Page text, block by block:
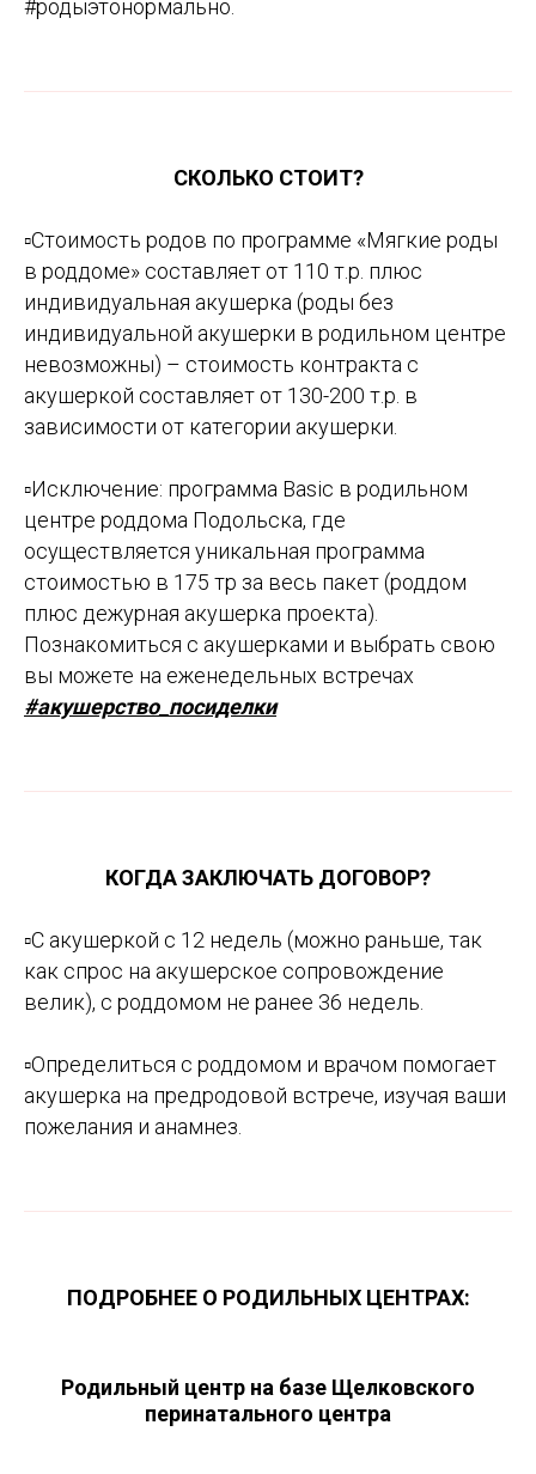
#родыэтонормально.
СКОЛЬКО СТОИТ?
▫️Стоимость родов по программе «Мягкие роды
в роддоме» составляет от 110 т.р. плюс
индивидуальная акушерка (роды без
индивидуальной акушерки в родильном центре
невозможны) – стоимость контракта с
акушеркой составляет от 130-200 т.р. в
зависимости от категории акушерки.
▫️Исключение: программа Basic в родильном
центре роддома Подольска, где
осуществляется уникальная программа
стоимостью в 175 тр за весь пакет (роддом
плюс дежурная акушерка проекта).
Познакомиться с акушерками и выбрать свою
вы можете на еженедельных встречах
#акушерство_посиделки
КОГДА ЗАКЛЮЧАТЬ ДОГОВОР?
▫️С акушеркой с 12 недель (можно раньше, так
как спрос на акушерское сопровождение
велик), с роддомом не ранее 36 недель.
▫️Определиться с роддомом и врачом помогает
акушерка на предродовой встрече, изучая ваши
пожелания и анамнез.
ПОДРОБНЕЕ О РОДИЛЬНЫХ ЦЕНТРАХ:
Родильный центр на базе Щелковского
перинатального центра